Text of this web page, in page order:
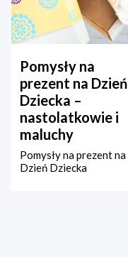
Pomysły na
prezent na Dzień
Dziecka –
nastolatkowie i
maluchy
Pomysły na prezent na
Dzień Dziecka